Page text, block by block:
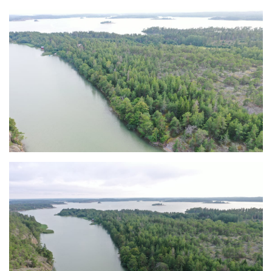
Standområde nr 1 (det här strandområdet) som ligger
längst norrut kommer att belastas med en 12 m bred
vägrätt samt en 8 m bred vägrätt för strandområde nr 2
samt för strandområde nr 3 och dess vägsträckning är
från befintlig väg i början av strandområde nr 1
(nordvästra hörnet mot befintlig väg) samt uppe på
bergsplatån på strandområde nr 1 invid västra kanten
enligt bästa förutsättningarna för vägbyggnation. Denna
strandtomt (nr 2) skall belastas av en 8 m bred vägrätt till
tomen söderut (strandtomt nr 3).
Vägbyggnadskostnaden skall fördelas så att på tomten
tomt nr 1, 2 och 3) 1/3 av vägbyggnadskostnaden och på
nr 2 (detta strandområdet) och köparen av strandområde
nr 3 hälften var av vägbyggnadskostnaden och för
vägbyggnadskostnaden på den södra strandtomten nr 3
så erlägger den tomtköparen hela
vägbyggnadskostnaden.